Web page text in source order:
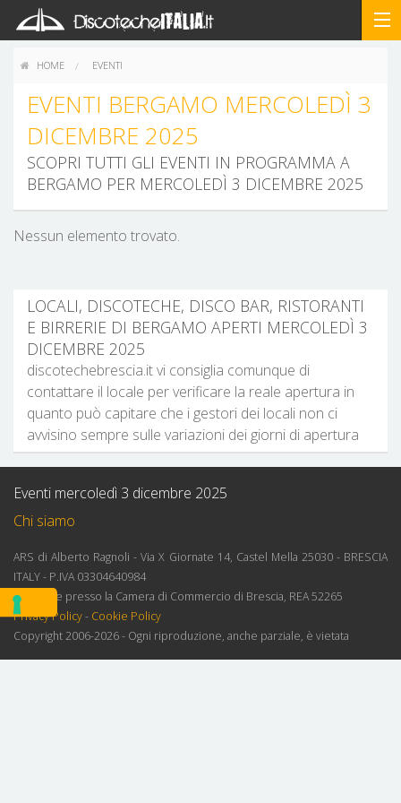
HOME EVENTI
EVENTI BERGAMO MERCOLEDÌ 3
DICEMBRE 2025
SCOPRI TUTTI GLI EVENTI IN PROGRAMMA A
BERGAMO PER MERCOLEDÌ 3 DICEMBRE 2025
Nessun elemento trovato.
LOCALI, DISCOTECHE, DISCO BAR, RISTORANTI
E BIRRERIE DI BERGAMO APERTI MERCOLEDÌ 3
DICEMBRE 2025
discotechebrescia.it vi consiglia comunque di
contattare il locale per verificare la reale apertura in
quanto può capitare che i gestori dei locali non ci
avvisino sempre sulle variazioni dei giorni di apertura
Eventi mercoledì 3 dicembre 2025
Chi siamo
ARS di Alberto Ragnoli - Via X Giornate 14, Castel Mella 25030 - BRESCIA
ITALY - P.IVA 03304640984
Iscrizione presso la Camera di Commercio di Brescia, REA 52265
Privacy Policy- Cookie Policy
Copyright 2006-2026 - Ogni riproduzione, anche parziale, è vietata